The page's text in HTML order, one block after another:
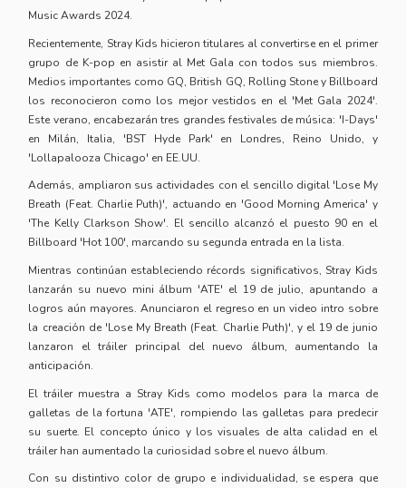
Music Awards 2024.
Recientemente, Stray Kids hicieron titulares al convertirse en el primer
grupo de K-pop en asistir al Met Gala con todos sus miembros.
Medios importantes como GQ, British GQ, Rolling Stone y Billboard
los reconocieron como los mejor vestidos en el 'Met Gala 2024'.
Este verano, encabezarán tres grandes festivales de música: 'I-Days'
en Milán, Italia, 'BST Hyde Park' en Londres, Reino Unido, y
'Lollapalooza Chicago' en EE.UU.
Además, ampliaron sus actividades con el sencillo digital 'Lose My
Breath (Feat. Charlie Puth)', actuando en 'Good Morning America' y
'The Kelly Clarkson Show'. El sencillo alcanzó el puesto 90 en el
Billboard 'Hot 100', marcando su segunda entrada en la lista.
Mientras continúan estableciendo récords significativos, Stray Kids
lanzarán su nuevo mini álbum 'ATE' el 19 de julio, apuntando a
logros aún mayores. Anunciaron el regreso en un video intro sobre
la creación de 'Lose My Breath (Feat. Charlie Puth)', y el 19 de junio
lanzaron el tráiler principal del nuevo álbum, aumentando la
anticipación.
El tráiler muestra a Stray Kids como modelos para la marca de
galletas de la fortuna 'ATE', rompiendo las galletas para predecir
su suerte. El concepto único y los visuales de alta calidad en el
tráiler han aumentado la curiosidad sobre el nuevo álbum.
Con su distintivo color de grupo e individualidad, se espera que